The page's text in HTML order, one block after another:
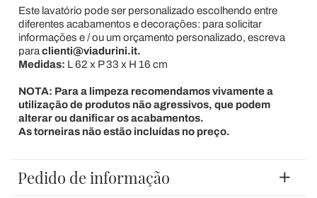
Este lavatório pode ser personalizado escolhendo entre
diferentes acabamentos e decorações: para solicitar
informações e / ou um orçamento personalizado, escreva
para clienti@viadurini.it.
Medidas: L 62 x P 33 x H 16 cm
NOTA: Para a limpeza recomendamos vivamente a
utilização de produtos não agressivos, que podem
alterar ou danificar os acabamentos.
As torneiras não estão incluídas no preço.
Pedido de informação